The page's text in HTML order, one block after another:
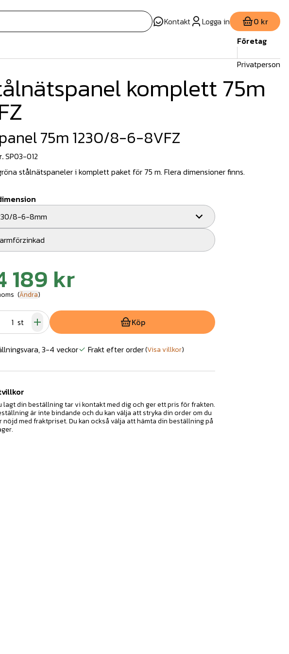
Kontakt Logga in 0 kr
Företag
Privatperson
komplett 75m
75m 1230/8-6-8VFZ
SP03-012
stålnätspaneler i komplett paket för 75 m. Flera dimensioner finns.
8-6-8mm
Varmförzinkad
189 kr
(Ändra)
st Köp
3-4 veckor Frakt efter order(Visa villkor)
lagt din beställning tar vi kontakt med dig och ger ett pris för frakten.
är inte bindande och du kan välja att stryka din order om du
nöjd med fraktpriset. Du kan också välja att hämta din beställning på